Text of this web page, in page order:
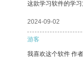
这款学习软件的学
2024-09-02
游客
我喜欢这个软件 作